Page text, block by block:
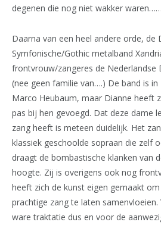
degenen die nog niet wakker
Daarna van een heel andere orde, de
Symfonische/Gothic metalband
frontvrouw/zangeres de Nederlandse
(nee geen familie van….) De band is
Marco Heubaum, maar Dianne heeft
pas bij hen gevoegd. Dat deze dame
zang heeft is meteen duidelijk. Het
klassiek geschoolde sopraan die zelf
draagt de bombastische klanken van
hoogte. Zij is overigens ook nog
heeft zich de kunst eigen gemaakt
prachtige zang te laten
ware traktatie dus en voor de